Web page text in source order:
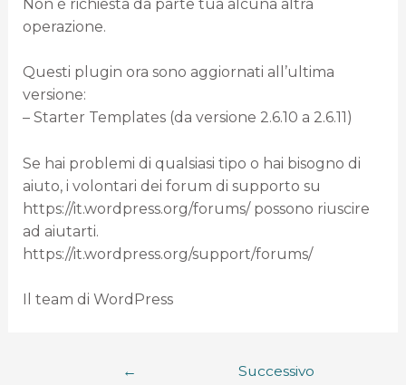
Non è richiesta da parte tua alcuna altra
operazione.
Questi plugin ora sono aggiornati all’ultima
versione:
– Starter Templates (da versione 2.6.10 a 2.6.11)
Se hai problemi di qualsiasi tipo o hai bisogno di
aiuto, i volontari dei forum di supporto su
https://it.wordpress.org/forums/ possono riuscire
ad aiutarti.
https://it.wordpress.org/support/forums/
Il team di WordPress
←
Successivo